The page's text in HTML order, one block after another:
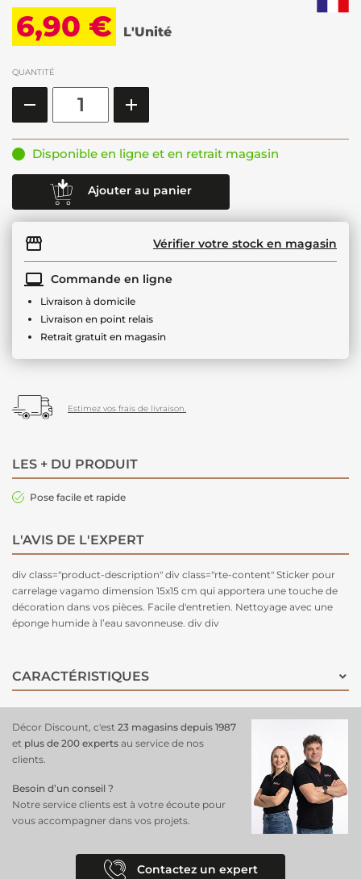
6,90 € L'Unité
QUANTITÉ
Disponible en ligne et en retrait magasin
Ajouter au panier
Vérifier votre stock en magasin
Commande en ligne
Livraison à domicile
Livraison en point relais
Retrait gratuit en magasin
Estimez vos frais de livraison.
LES + DU PRODUIT
Pose facile et rapide
L'AVIS DE L'EXPERT
div class="product-description" div class="rte-content" Sticker pour
carrelage vagamo dimension 15x15 cm qui apportera une touche de
décoration dans vos pièces. Facile d'entretien. Nettoyage avec une
éponge humide à l’eau savonneuse. div div
CARACTÉRISTIQUES
Décor Discount, c'est 23 magasins depuis 1987
et plus de 200 experts au service de nos
clients.
Besoin d’un conseil ?
Notre service clients est à votre écoute pour
vous accompagner dans vos projets.
Contactez un expert